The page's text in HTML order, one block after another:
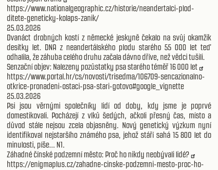
https://www.nationalgeographic.cz/historie/neandertalci-plod-
ditete-geneticky-kolaps-zanik/
25.03.2026
Dvanáct drobných kostí z německé jeskyně čekalo na svůj okamžik
desítky let. DNA z neandertálského plodu starého 55 000 let teď
odhalila, že záhuba celého druhu začala dávno dříve, než vědci tušili.
Senzační objev: Nalezeny pozůstatky psa starého téměř 16 000 let
https://www.portal.hr/cs/novosti/trisedma/106709-sencazionalno-
otkrice-pronadeni-ostaci-psa-stari-gotovo#google_vignette
25.03.2026
Psi jsou věrnými společníky lidí od doby, kdy jsme je poprvé
domestikovali. Pocházejí z vlků šedých, ačkoli přesný čas, místo a
důvod stále nejsou zcela objasněny. Nový genetický výzkum nyní
identifikoval nejstaršího známého psa, jehož stáří sahá 15 800 let do
minulosti, píše... N1.
Záhadné čínské podzemní město: Proč ho nikdy neobývali lidé?
https://enigmaplus.cz/zahadne-cinske-podzemni-mesto-proc-ho-